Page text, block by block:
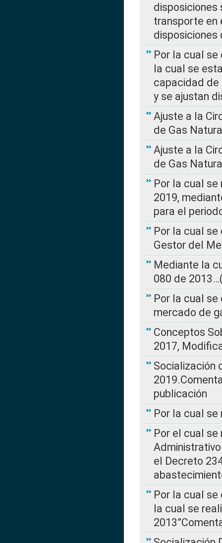
disposiciones
transporte en
disposiciones
Por la cual se
la cual se
capacidad de
y se ajustan
Ajuste a la
de Gas
Ajuste a la
de Gas
Por la cual se
2019,
para el
Por la cual
Gestor del
Mediante la
080 de
Por la cual
mercado de
Conceptos
2017,
Socialización
publicación
Por la cual se
Por el cual
el Decreto
Por la cual se
la cual se